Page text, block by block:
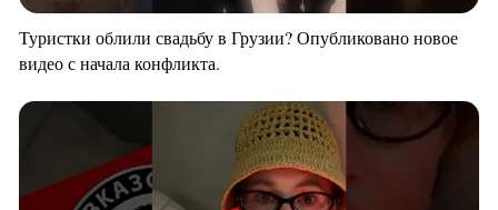
Туристки облили свадьбу в Грузии? Опубликовано новое
видео с начала конфликта.